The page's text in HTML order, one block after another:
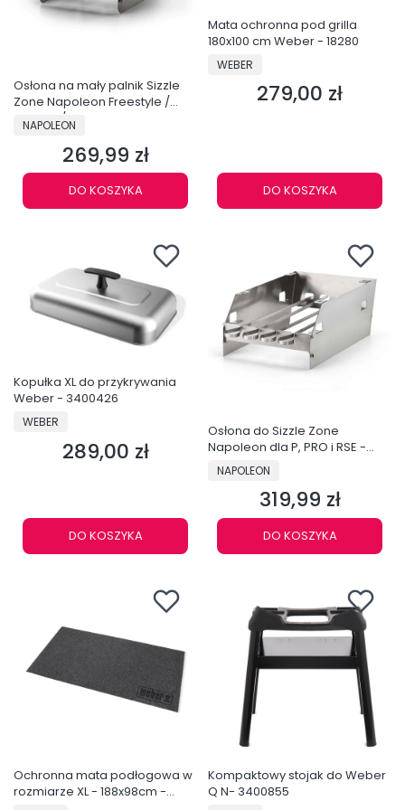
Osłona na mały palnik Sizzle
Zone Napoleon Freestyle /
Legend / Rogue XT - 71302
PRODUCENT
NAPOLEON
Cena
269,99 zł
DO KOSZYKA
Mata ochronna pod grilla
180x100 cm Weber - 18280
PRODUCENT
WEBER
Cena
279,00 zł
DO KOSZYKA
Kopułka XL do przykrywania
Weber - 3400426
PRODUCENT
WEBER
Cena
289,00 zł
DO KOSZYKA
Osłona do Sizzle Zone
Napoleon dla P, PRO i RSE -
71301
PRODUCENT
NAPOLEON
Cena
319,99 zł
DO KOSZYKA
Ochronna mata podłogowa w
rozmiarze XL - 188x98cm -
Kompaktowy stojak do Weber
Q N- 3400855